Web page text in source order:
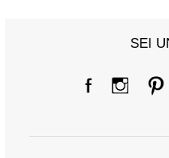
SEI